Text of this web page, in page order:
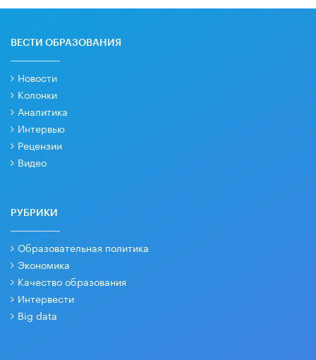
ВЕСТИ ОБРАЗОВАНИЯ
Новости
Колонки
Аналитика
Интервью
Рецензии
Видео
РУБРИКИ
Образовательная политика
Экономика
Качество образования
Интервести
Big data